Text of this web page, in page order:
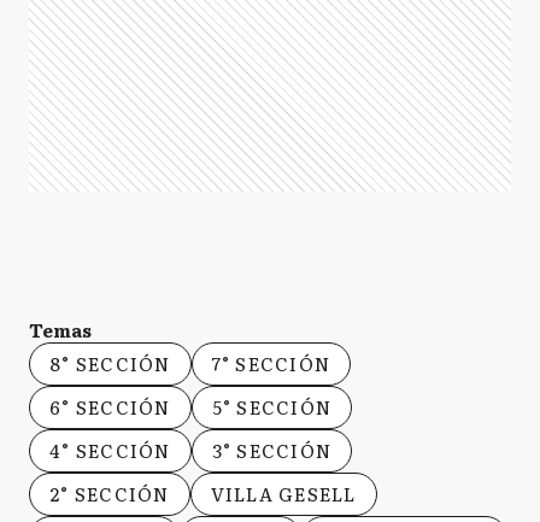
Temas
8° SECCIÓN
7° SECCIÓN
6° SECCIÓN
5° SECCIÓN
4° SECCIÓN
3° SECCIÓN
2° SECCIÓN
VILLA GESELL